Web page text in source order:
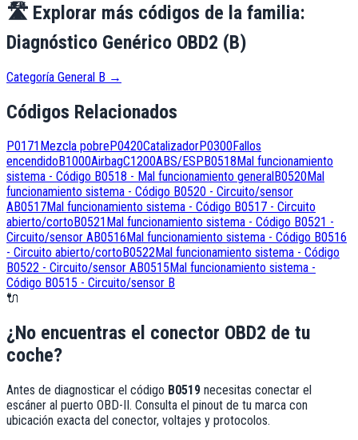
🛣️ Explorar más códigos de la familia:
Diagnóstico Genérico OBD2 (B)
Categoría General B →
Códigos Relacionados
P0171 Mezcla pobre P0420CatalizadorP0300 Fallos
encendido B1000AirbagC1200ABS/ESP B0518 Mal funcionamiento
sistema - Código B0518 - Mal funcionamiento general B0520 Mal
funcionamiento sistema - Código B0520 - Circuito/sensor
AB0517Mal funcionamiento sistema - Código B0517 - Circuito
abierto/corto B0521 Mal funcionamiento sistema - Código B0521 -
Circuito/sensor AB0516 Mal funcionamiento sistema - Código B0516
- Circuito abierto/corto B0522Mal funcionamiento sistema - Código
B0522 - Circuito/sensor AB0515 Mal funcionamiento sistema -
Código B0515 - Circuito/sensor B
🔌
¿No encuentras el conector OBD2 de tu
coche?
Antes de diagnosticar el código B0519 necesitas conectar el
escáner al puerto OBD-II. Consulta el pinout de tu marca con
ubicación exacta del conector, voltajes y protocolos.